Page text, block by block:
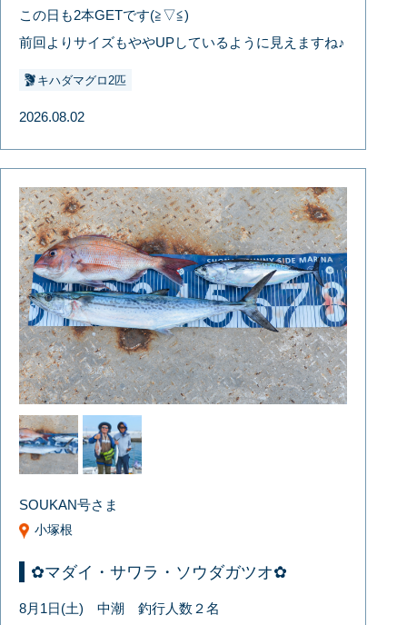
この日も2本GETです(≧▽≦)
前回よりサイズもややUPしているように見えますね♪
キハダマグロ2匹
2026.08.02
SOUKAN号さま
小塚根
✿マダイ・サワラ・ソウダガツオ✿
8月1日(土) 中潮 釣行人数２名